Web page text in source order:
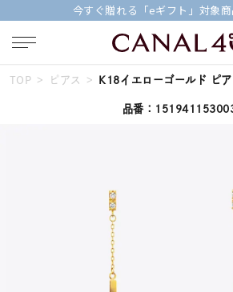
今すぐ贈れる「eギフト」対象
キー
#ハーフエタニティリング
#ダイヤモンド ネックレス
TOP ピアス K18イエローゴールド ピ
品番：